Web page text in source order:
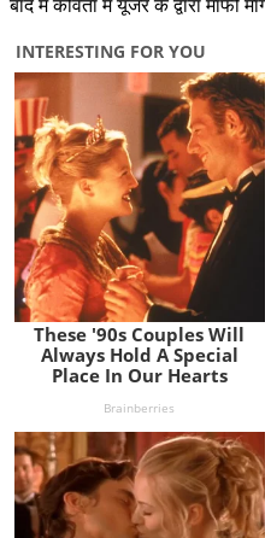
बाद में कविता में यूजर के द्वारा माफी